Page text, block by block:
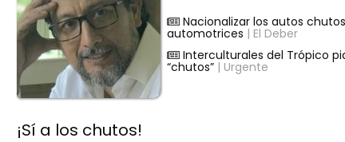
Nacionalizar los autos
automotrices | El Deber
Interculturales del Trópico
“chutos” | Urgente
¡Sí a los chutos!